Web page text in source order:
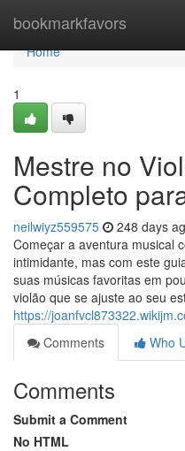
bookmarkfavors
Home
Home
1
Mestre no
Completo
neilwiyz559575 248 days
Começar a aventura musical
intimidante, mas com este
suas músicas favoritas em
violão que se ajuste ao seu
https://
Comments
Who
Comments
Submit a Comment
No HTML